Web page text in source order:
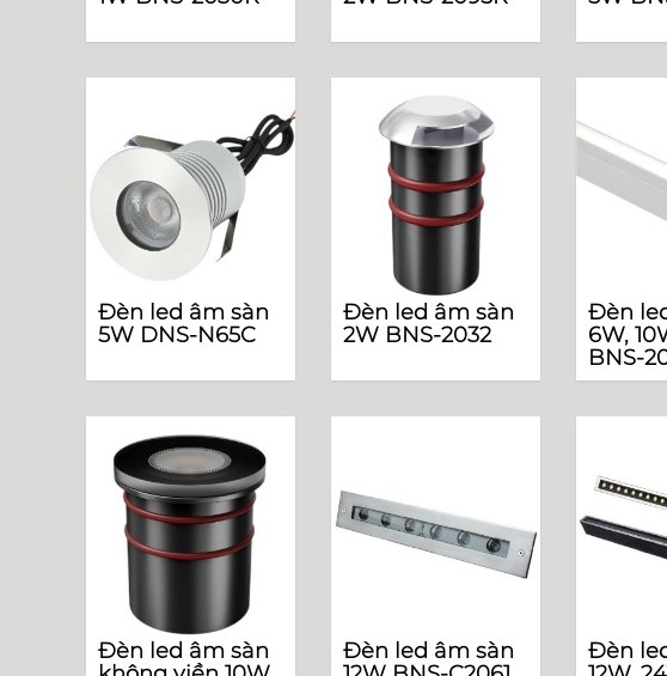
Đèn led âm sàn
5W DNS-N65C
Đèn led âm sàn
2W BNS-2032
Đèn
6W,
BNS-
Đèn led âm sàn
Đèn led âm sàn
Đèn